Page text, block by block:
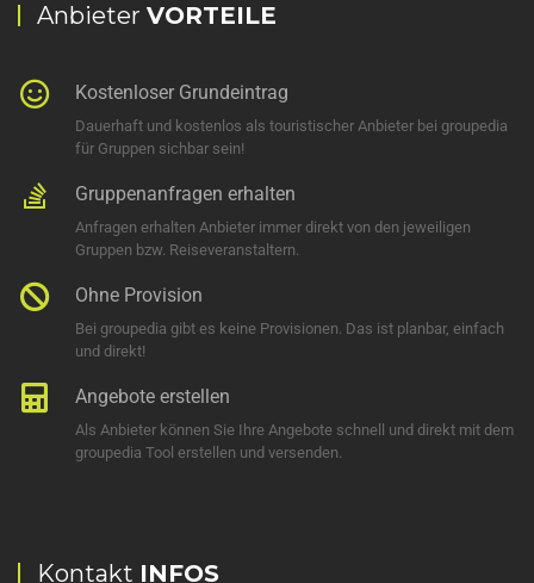
Anbieter VORTEILE
Kostenloser Grundeintrag
Dauerhaft und kostenlos als touristischer Anbieter bei groupedia
für Gruppen sichbar sein!
Gruppenanfragen erhalten
Anfragen erhalten Anbieter immer direkt von den jeweiligen
Gruppen bzw. Reiseveranstaltern.
Ohne Provision
Bei groupedia gibt es keine Provisionen. Das ist planbar, einfach
und direkt!
Angebote erstellen
Als Anbieter können Sie Ihre Angebote schnell und direkt mit dem
groupedia Tool erstellen und versenden.
Kontakt INFOS